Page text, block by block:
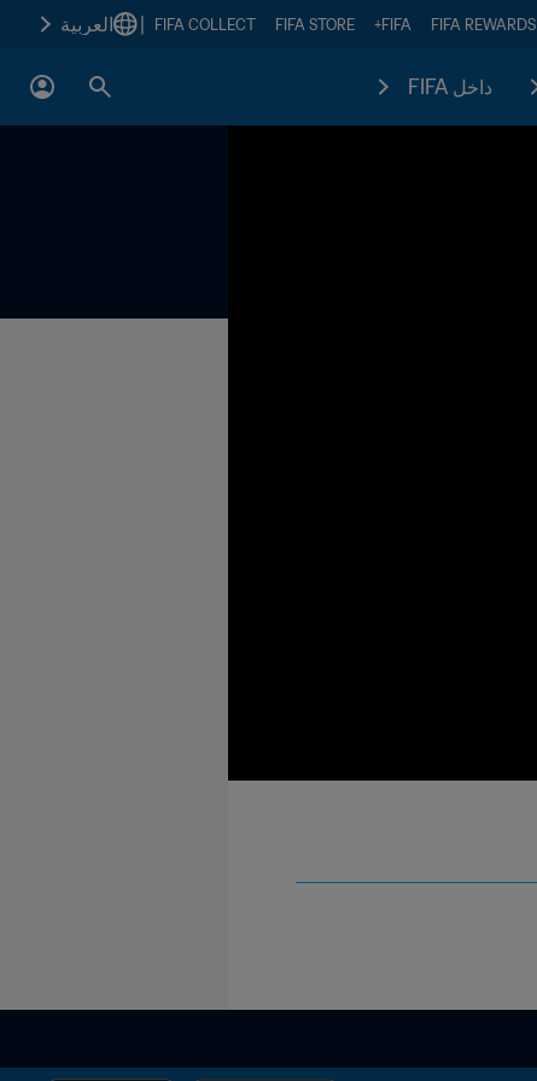
FIFA REWARDS
FIFA+
FIFA STORE
FIFA COLLECT العربية
داخل FIFA